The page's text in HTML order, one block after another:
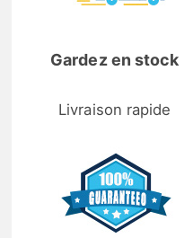
Gardez en stock
Livraison rapide